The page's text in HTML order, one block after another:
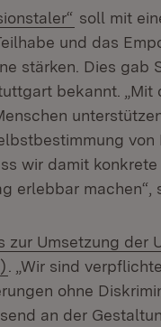
(Öffnet in
soll mit
und das
Fenster)
stärken. Dies gab
bekannt. „Mit
von
wir damit
neuem Fenster)
erlebbar machen“,
zur Umsetzung der
(Öffnet in neuem
. „Wir sind
ohne
an der